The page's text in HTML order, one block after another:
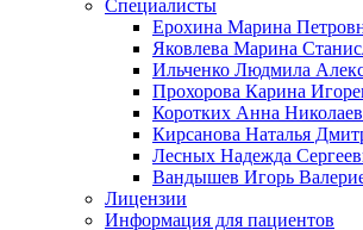
Специалисты
Ерохина Марина
Яковлева Марина
Ильченко Людмила
Прохорова Карина
Коротких Анна
Кирсанова Наталья
Лесных Надежда
Вандышев Игорь
Лицензии
Информация для пациентов